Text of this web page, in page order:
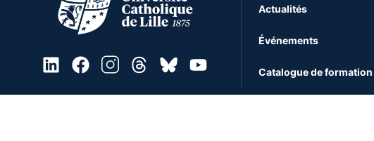
Actualités
Événements
Catalogue de formation